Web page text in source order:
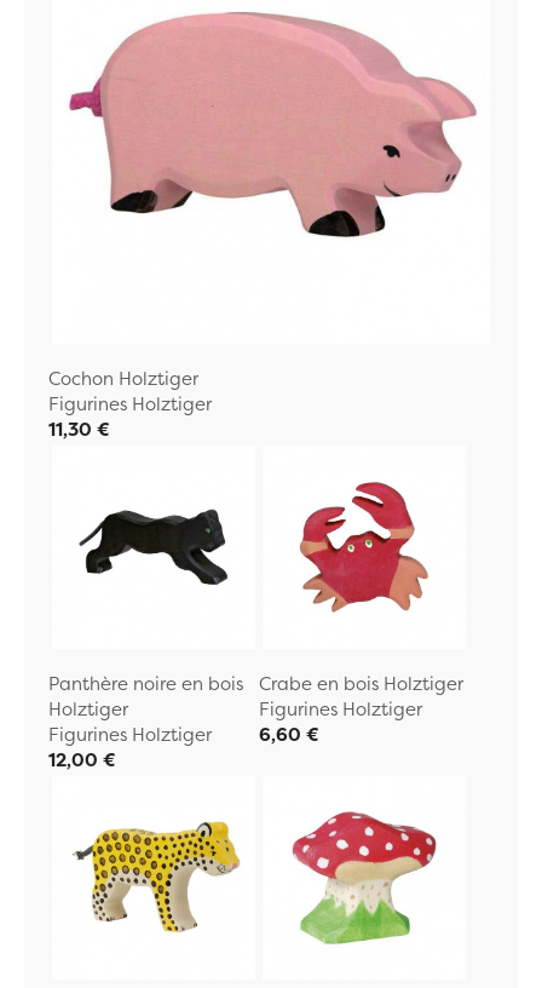
Cochon Holztiger
Figurines Holztiger
11,30 €
Panthère noire en bois
Holztiger
Figurines Holztiger
12,00 €
Crabe en bois Holztiger
Figurines Holztiger
6,60 €